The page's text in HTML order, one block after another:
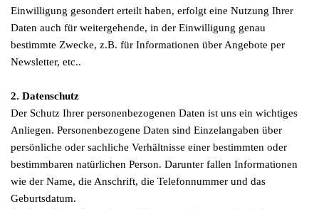
Einwilligung gesondert erteilt haben, erfolgt eine Nutzung Ihrer
Daten auch für weitergehende, in der Einwilligung genau
bestimmte Zwecke, z.B. für Informationen über Angebote per
Newsletter, etc..
2. Datenschutz
Der Schutz Ihrer personenbezogenen Daten ist uns ein wichtiges
Anliegen. Personenbezogene Daten sind Einzelangaben über
persönliche oder sachliche Verhältnisse einer bestimmten oder
bestimmbaren natürlichen Person. Darunter fallen Informationen
wie der Name, die Anschrift, die Telefonnummer und das
Geburtsdatum.